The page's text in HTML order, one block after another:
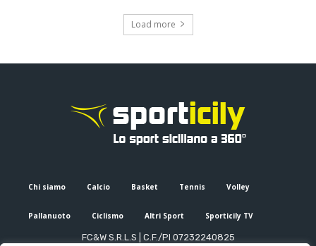
Load more
Chi siamo Calcio Basket Tennis Volley
Pallanuoto Ciclismo Altri Sport Sporticily TV
FC&W S.R.L.S | C.F./PI 07232240825